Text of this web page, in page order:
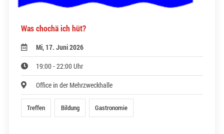
Was chochä ich hüt?
Mi, 17. Juni 2026
19:00 - 22:00 Uhr
Office in der Mehrzweckhalle
Treffen Bildung Gastronomie